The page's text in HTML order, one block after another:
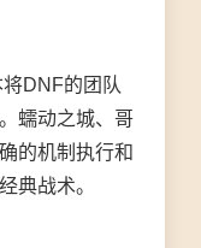
DNF的团队
蠕动之城、哥
的机制执行和
典战术。